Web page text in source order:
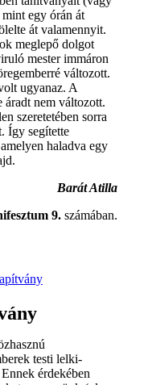
egy órán át
át valamennyit.
meglepő dolgot
mester immáron
változott.
ugyanaz. A
áradt nem változott.
szeretetében sorra
Így segítette
haladva egy
Barát Atilla
9. számában.
testi lelki-
érdekében